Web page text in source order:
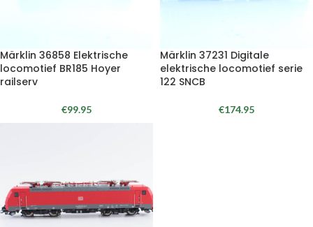
Märklin 36858 Elektrische
locomotief BR185 Hoyer
railserv
€99.95
Märklin 37231 Digitale
elektrische locomotief serie
122 SNCB
€174.95